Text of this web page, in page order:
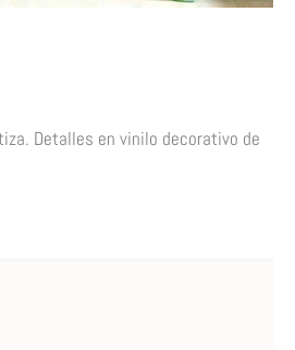
Detalles en vinilo decorativo de